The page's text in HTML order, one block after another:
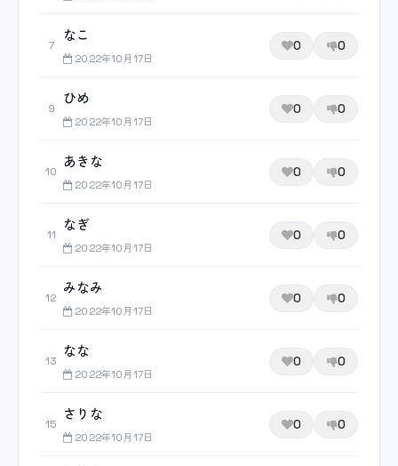
7
なこ
2022年10月17日
0 0
9
ひめ
2022年10月17日
0 0
10
あきな
2022年10月17日
0 0
11
なぎ
2022年10月17日
0 0
12
みなみ
2022年10月17日
0 0
13
なな
2022年10月17日
0 0
15
さりな
2022年10月17日
0 0